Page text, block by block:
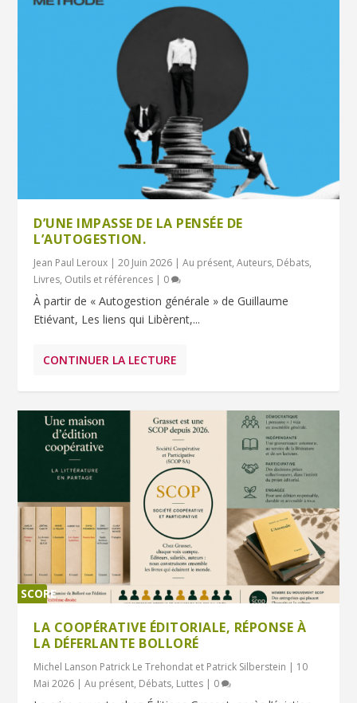
D’UNE IMPASSE DE LA PENSÉE DE
L’AUTOGESTION.
Jean Paul Leroux |20 Juin 2026 |Au présent,Auteurs, Débats,
Livres, Outils et références | 0
À partir de « Autogestion générale » de Guillaume
Etiévant, Les liens qui Libèrent,...
CONTINUER LA LECTURE
SCORE
LA COOPÉRATIVE ÉDITORIALE, RÉPONSE À
LA DÉFERLANTE BOLLORÉ
Michel Lanson Patrick Le Trehondat et Patrick Silberstein | 10
Mai 2026 |Au présent, Débats, Luttes | 0